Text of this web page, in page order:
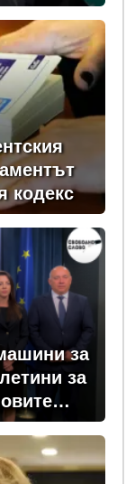
кодекс
за
за